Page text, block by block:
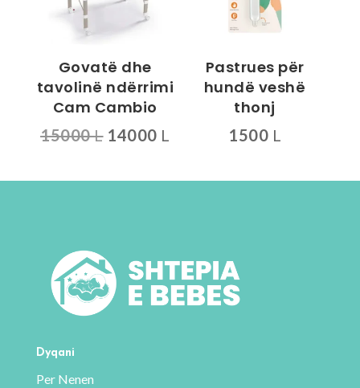
mund
faqja
produktit
Govatë dhe
tavolinë ndërrimi
Cam Cambio
15000L Çmimi
14000 L
Pastrues për
hundë veshë
thonj
1500 L
Dyqani
Per Nenen